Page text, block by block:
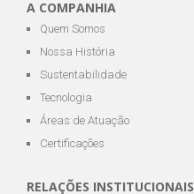
A COMPANHIA
Quem Somos
Nossa História
Sustentabilidade
Tecnologia
Áreas de Atuação
Certificações
RELAÇÕES INSTITUCIONAIS